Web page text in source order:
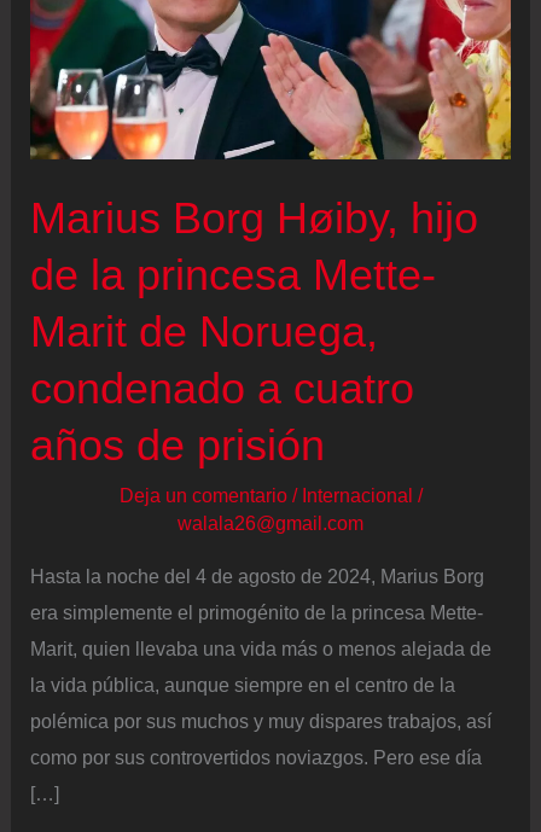
Marius Borg Høiby, hijo
de la princesa Mette-
Marit de Noruega,
condenado a cuatro
años de prisión
Deja un comentario / Internacional /
walala26@gmail.com
Hasta la noche del 4 de agosto de 2024, Marius Borg
era simplemente el primogénito de la princesa Mette-
Marit, quien llevaba una vida más o menos alejada de
la vida pública, aunque siempre en el centro de la
polémica por sus muchos y muy dispares trabajos, así
como por sus controvertidos noviazgos. Pero ese día
[…]